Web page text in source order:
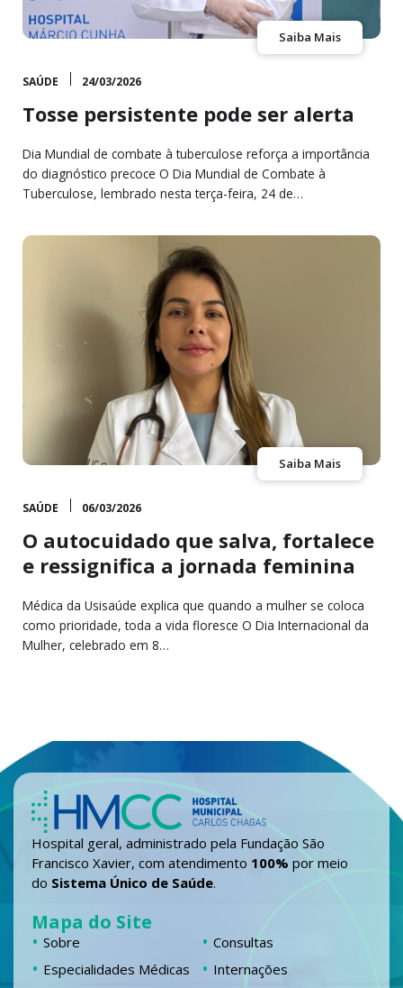
Saiba Mais
SAÚDE 24/03/2026
Tosse persistente pode ser alerta
Dia Mundial de combate à tuberculose reforça a importância
do diagnóstico precoce O Dia Mundial de Combate à
Tuberculose, lembrado nesta terça-feira, 24 de…
Saiba Mais
SAÚDE 06/03/2026
O autocuidado que salva, fortalece
e ressignifica a jornada feminina
Médica da Usisaúde explica que quando a mulher se coloca
como prioridade, toda a vida floresce O Dia Internacional da
Mulher, celebrado em 8…
Hospital geral, administrado pela Fundação São
Francisco Xavier, com atendimento 100% por meio
do Sistema Único de Saúde.
Mapa do Site
Sobre
Consultas
Especialidades Médicas
Internações